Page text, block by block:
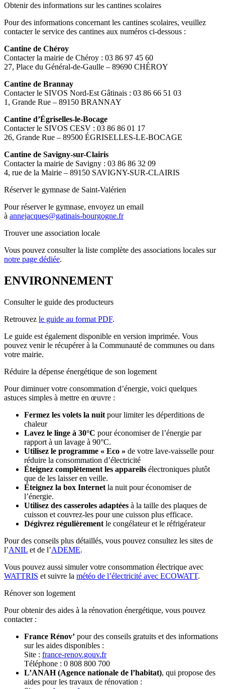
Obtenir des informations sur les cantines scolaires
Pour des informations concernant les cantines scolaires, veuillez
contacter le service des cantines aux numéros ci-dessous :
Cantine de Chéroy
Contacter la mairie de Chéroy : 03 86 97 45 60
27, Place du Général-de-Gaulle – 89690 CHÉROY
Cantine de Brannay
Contacter le SIVOS Nord-Est Gâtinais : 03 86 66 51 03
1, Grande Rue – 89150 BRANNAY
Cantine d’Égriselles-le-Bocage
Contacter le SIVOS CESV : 03 86 86 01 17
26, Grande Rue – 89500 ÉGRISELLES-LE-BOCAGE
Cantine de Savigny-sur-Clairis
Contacter la mairie de Savigny : 03 86 86 32 09
4, rue de la Mairie – 89150 SAVIGNY-SUR-CLAIRIS
Réserver le gymnase de Saint-Valérien
Pour réserver le gymnase, envoyez un email
à annejacques@gatinais-bourgogne.fr
Trouver une association locale
Vous pouvez consulter la liste complète des associations locales sur
notre page dédiée.
ENVIRONNEMENT
Consulter le guide des producteurs
Retrouvez le guide au format PDF.
Le guide est également disponible en version imprimée. Vous
pouvez venir le récupérer à la Communauté de communes ou dans
votre mairie.
Réduire la dépense énergétique de son logement
Pour diminuer votre consommation d’énergie, voici quelques
astuces simples à mettre en œuvre :
Fermez les volets la nuit pour limiter les déperditions de
chaleur
Lavez le linge à 30°C pour économiser de l’énergie par
rapport à un lavage à 90°C.
Utilisez le programme « Eco » de votre lave-vaisselle pour
réduire la consommation d’électricité
Éteignez complètement les appareils électroniques plutôt
que de les laisser en veille.
Éteignez la box Internet la nuit pour économiser de
l’énergie.
Utilisez des casseroles adaptées à la taille des plaques de
cuisson et couvrez-les pour une cuisson plus efficace.
Dégivrez régulièrement le congélateur et le réfrigérateur
Pour des conseils plus détaillés, vous pouvez consultez les sites de
l’ANIL et de l’ADEME.
Vous pouvez aussi simuler votre consommation électrique avec
WATTRIS et suivre la météo de l’électricité avec ECOWATT.
Rénover son logement
Pour obtenir des aides à la rénovation énergétique, vous pouvez
contacter :
France Rénov’ pour des conseils gratuits et des informations
sur les aides disponibles :
Site : france-renov.gouv.fr
Téléphone : 0 808 800 700
L’ANAH (Agence nationale de l’habitat), qui propose des
aides pour les travaux de rénovation :